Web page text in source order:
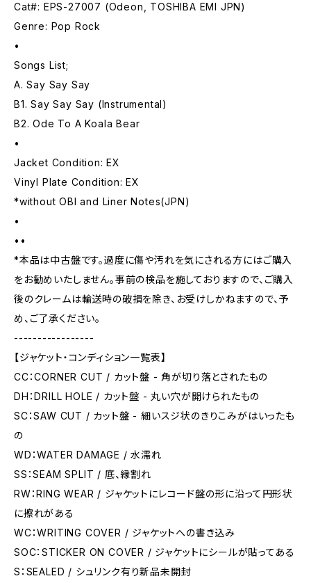
Cat#: EPS-27007 (Odeon, TOSHIBA EMI JPN)
Genre: Pop Rock
•
Songs List;
A. Say Say Say
B1. Say Say Say (Instrumental)
B2. Ode To A Koala Bear
•
Jacket Condition: EX
Vinyl Plate Condition: EX
*without OBI and Liner Notes(JPN)
•
••
*本品は中古盤です。過度に傷や汚れを気にされる方にはご購入
をお勧めいたしません。事前の検品を施しておりますので、ご購入
後のクレームは輸送時の破損を除き、お受けしかねますので、予
め、ご了承ください。
-----------------
【ジャケット・コンディション一覧表】
CC：CORNER CUT / カット盤 - 角が切り落とされたもの
DH：DRILL HOLE / カット盤 - 丸い穴が開けられたもの
SC：SAW CUT / カット盤 - 細いスジ状のきりこみがはいったも
の
WD：WATER DAMAGE / 水濡れ
SS：SEAM SPLIT / 底、縁割れ
RW：RING WEAR / ジャケットにレコード盤の形に沿って円形状
に擦れがある
WC：WRITING COVER / ジャケットへの書き込み
SOC：STICKER ON COVER / ジャケットにシールが貼ってある
S：SEALED / シュリンク有り新品未開封